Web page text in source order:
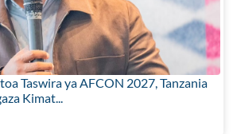
Taswira ya AFCON 2027, Tanzania
Kimat...